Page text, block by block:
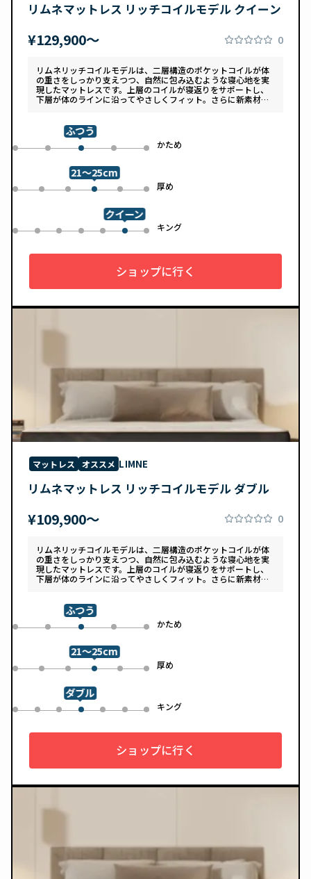
リムネマットレス リッチコイルモデル クイーン
¥129,900〜 0
リムネリッチコイルモデルは、二層構造のポケットコイルが体
の重さをしっかり支えつつ、自然に包み込むような寝心地を実
現したマットレスです。上層のコイルが寝返りをサポートし、
下層が体のラインに沿ってやさしくフィット。さらに新素材
ンで、カバーは自宅で洗濯可能。清潔さと快適さの両方を追求
した一枚です。
0 1 2
ふつう
3 かため
4
0 1 2 3
21～25cm
4 厚め
5
0 1 2 3 4 5
クイーン
キング
6
ショップに行く
マットレス オススメ LIMNE
リムネマットレス リッチコイルモデル ダブル
¥109,900〜 0
リムネリッチコイルモデルは、二層構造のポケットコイルが体
の重さをしっかり支えつつ、自然に包み込むような寝心地を実
現したマットレスです。上層のコイルが寝返りをサポートし、
下層が体のラインに沿ってやさしくフィット。さらに新素材
ンで、カバーは自宅で洗濯可能。清潔さと快適さの両方を追求
した一枚です。
0 1 2
ふつう
3 かため
4
0 1 2 3
21～25cm
4 厚め
5
0 1 2 3
ダブル
4 5 キング
6
ショップに行く